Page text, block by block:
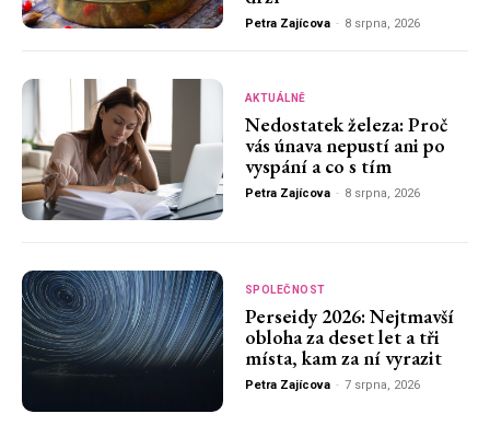
Petra Zajícova - 8 srpna, 2026
AKTUÁLNĚ
Nedostatek železa: Proč
vás únava nepustí ani po
vyspání a co s tím
Petra Zajícova - 8 srpna, 2026
SPOLEČNOST
Perseidy 2026: Nejtmavší
obloha za deset let a tři
místa, kam za ní vyrazit
Petra Zajícova - 7 srpna, 2026